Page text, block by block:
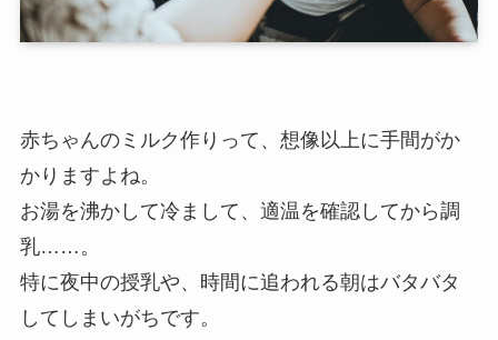
赤ちゃんのミルク作りって、想像以上に手間がか
かりますよね。
お湯を沸かして冷まして、適温を確認してから調
乳……。
特に夜中の授乳や、時間に追われる朝はバタバタ
してしまいがちです。